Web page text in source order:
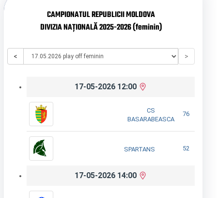
CAMPIONATUL REPUBLICII MOLDOVA
DIVIZIA NAȚIONALĂ 2025-2026 (feminin)
< >
17-05-2026 12:00
CS
BASARABEASCA
76
SPARTANS 52
17-05-2026 14:00